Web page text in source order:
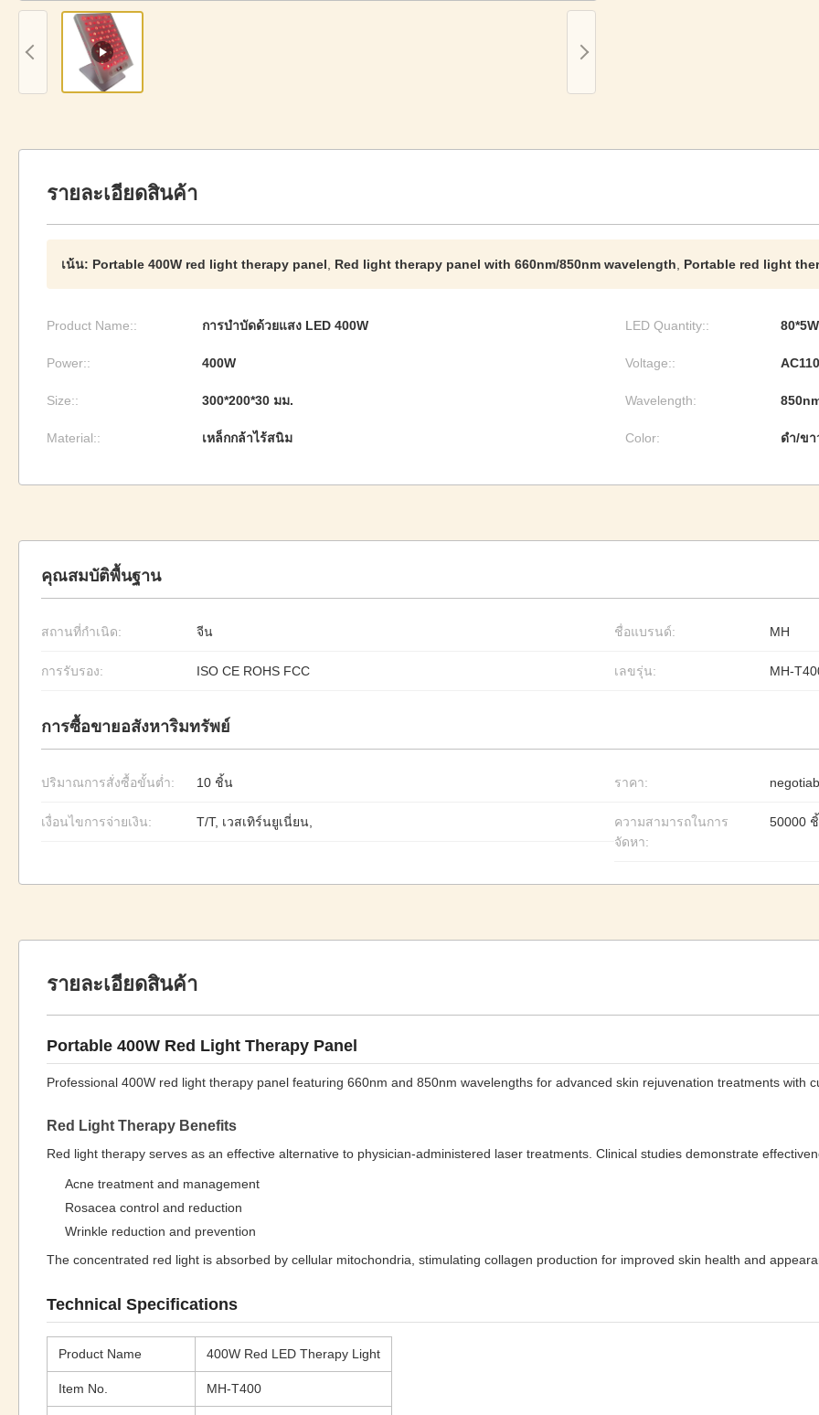
รายละเอียดสินค้า
เน้น: Portable 400W red light therapy panel Red light therapy panel with 660nm/850nm wavelength Portable red light
Product Name:: การบำบัดด้วยแสง LED 400W LED Quantity:: 80*5W
Power:: 400W Voltage::
Size:: 300*200*30 มม. Wavelength:
Material:: เหล็กกล้าไร้สนิม Color: ดำ/ขา
คุณสมบัติพื้นฐาน
สถานที่กำเนิด: จีน ชื่อแบรนด์: MH
การรับรอง: ISO CE ROHS FCC เลขรุ่น: MH-
การซื้อขายอสังหาริมทรัพย์
ปริมาณการสั่งซื้อขั้นต่ำ: 10 ชิ้น ราคา:
เงื่อนไขการจ่ายเงิน: T/T, เวสเทิร์นยูเนี่ยน,
ความสามารถในการ
จัดหา:
50000
รายละเอียดสินค้า
Portable 400W Red Light Therapy Panel
Professional 400W red light therapy panel featuring 660nm and 850nm wavelengths for advanced skin rejuvenation treatments with
Red Light Therapy Benefits
Red light therapy serves as an effective alternative to physician-administered laser treatments. Clinical studies demonstrate
Acne treatment and management
Rosacea control and reduction
Wrinkle reduction and prevention
The concentrated red light is absorbed by cellular mitochondria, stimulating collagen production for improved skin health and
Technical Specifications
Product Name 400W Red LED Therapy Light
Item No. MH-T400